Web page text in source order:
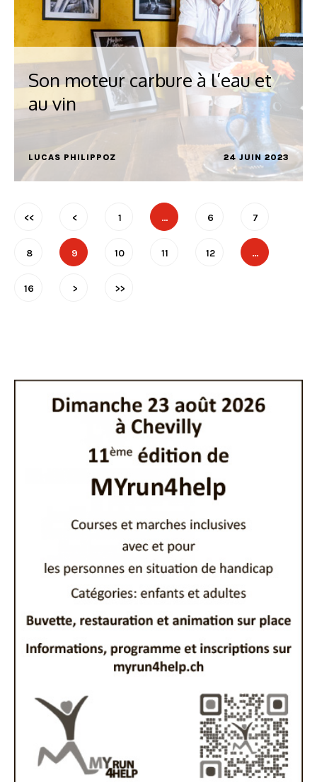
Son moteur carbure à l’eau et
au vin
LUCAS PHILIPPOZ 24 JUIN 2023
<< < 1 … 6 7
8 9 10 11 12 …
16 > >>